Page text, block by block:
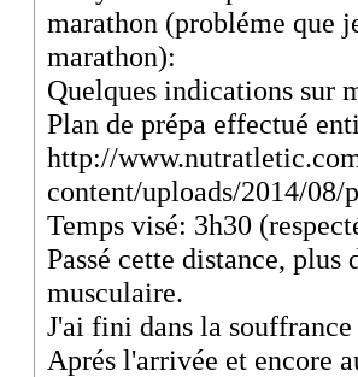
marathon (probléme que
marathon):
Quelques indications sur
Plan de prépa effectué
http://
content/uploads/2014/08/
Temps visé: 3h30
Passé cette distance, plus
musculaire.
J'ai fini dans la
Aprés l'arrivée et encore